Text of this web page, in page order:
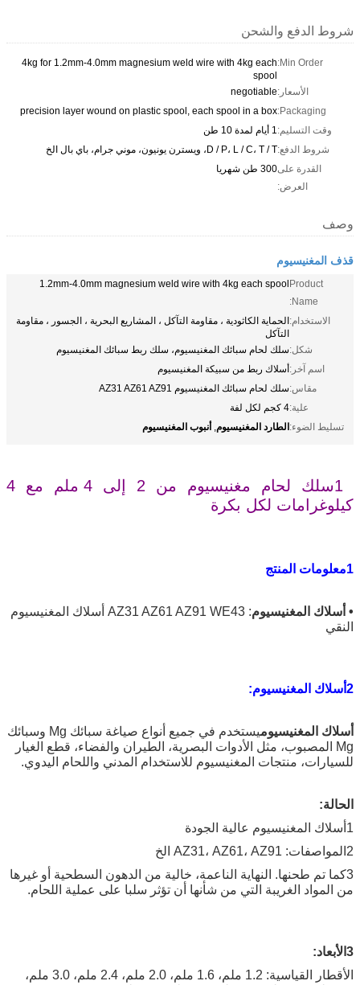
شروط الدفع والشحن
Min Order:
4kg for 1.2mm-4.0mm magnesium weld wire with 4kg each
spool
الأسعار:negotiable
Packaging:
precision layer wound on plastic spool, each spool in a box
وقت التسليم:1 أيام لمدة 10 طن
شروط الدفع:D / P، L / C، T / T، ويسترن يونيون، موني جرام، باي بال الخ
القدرة على
العرض:
300 طن شهريا
وصف
قذف المغنيسيوم
Product
Name:
1.2mm-4.0mm magnesium weld wire with 4kg each spool
الاستخدام:الحماية الكاثودية ، مقاومة التآكل ، المشاريع البحرية ، الجسور ، مقاومة
التآكل
شكل:سلك لحام سبائك المغنيسيوم، سلك ربط سبائك المغنيسيوم
اسم آخر:أسلاك ربط من سبيكة المغنيسيوم
مقاس:سلك لحام سبائك المغنيسيوم AZ31 AZ61 AZ91
علية:4 كجم لكل لفة
تسليط الضوء:الطارد المغنيسيوم,أنبوب المغنيسيوم
1سلك لحام مغنيسيوم من 2 إلى 4 ملم مع 4
كيلوغرامات لكل بكرة
1معلومات المنتج
• أسلاك المغنيسيوم
: AZ31 AZ61 AZ91 WE43 أسلاك المغنيسيوم
النقي
2أسلاك المغنيسيوم:
أسلاك المغنيسيوم
يستخدم في جميع أنواع صياغة سبائك Mg وسبائك
Mg المصبوب، مثل
الأدوات البصرية، الطيران والفضاء، قطع الغيار
للسيارات، منتجات المغنيسيوم للاستخدام المدني واللحام اليدوي.
الحالة:
1أسلاك المغنيسيوم عالية الجودة
2المواصفات: AZ31، AZ61، AZ91 الخ
3كما تم طحنها. النهاية الناعمة، خالية من الدهون السطحية أو غيرها
من المواد الغريبة التي من شأنها أن تؤثر سلبا على عملية اللحام.
3الأبعاد:
الأقطار القياسية: 1.2 ملم، 1.6 ملم، 2.0 ملم، 2.4 ملم، 3.0 ملم،